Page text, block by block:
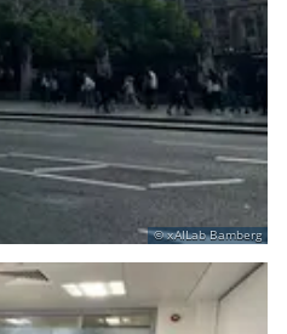
xAILab Bamberg